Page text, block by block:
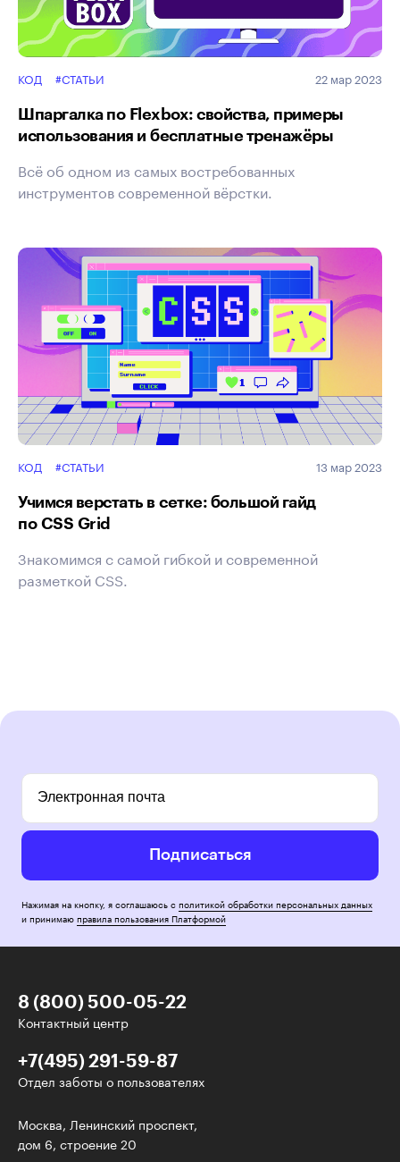
КОД #СТАТЬИ 22 мар 2023
Шпаргалка по Flexbox: свойства, примеры
использования и бесплатные тренажёры
Всё об одном из самых востребованных
инструментов современной вёрстки.
КОД #СТАТЬИ 13 мар 2023
Учимся верстать в сетке: большой гайд
по CSS Grid
Знакомимся с самой гибкой и современной
разметкой CSS.
Электронная почта
Подписаться
Нажимая на кнопку, я соглашаюсь сполитикой обработки персональных данных
и принимаюправила пользования Платформой
8 (800) 500-05-22
Контактный центр
+7(495) 291-59-87
Отдел заботы о пользователях
Москва, Ленинский проспект,
дом 6, строение 20
У нас есть классные рассылки!